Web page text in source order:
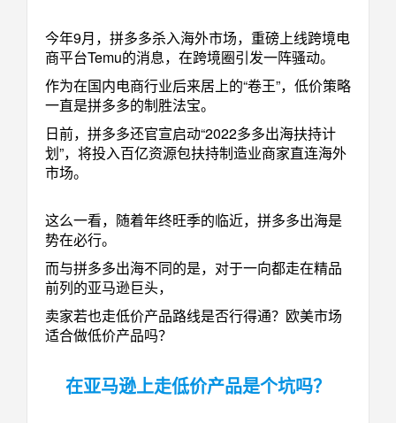
今年9月，拼多多杀入海外市场，重磅上线跨境电
商平台Temu的消息，在跨境圈引发一阵骚动。
作为在国内电商行业后来居上的“卷王”，低价策略
一直是拼多多的制胜法宝。
日前，拼多多还官宣启动“2022多多出海扶持计
划”，将投入百亿资源包扶持制造业商家直连海外
市场。
这么一看，随着年终旺季的临近，拼多多出海是
势在必行。
而与拼多多出海不同的是，对于一向都走在精品
前列的亚马逊巨头，
卖家若也走低价产品路线是否行得通？欧美市场
适合做低价产品吗？
在亚马逊上走低价产品是个坑吗？